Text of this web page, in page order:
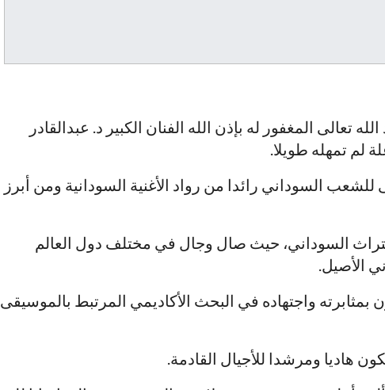
تعالى المغفور له بإذن الله الفنان الكبير د. عبدالقادر
لم تمهله طويلا.
للشعب السوداني رائدا من رواد الأغنية السودانية ومن أبرز
السوداني، حيث صال وجال في مختلف دول العالم
الأصيل.
واجتهاده في البحث الأكاديمي المرتبط بالموسيقى
هاديا ومرشدا للأجيال القادمة.